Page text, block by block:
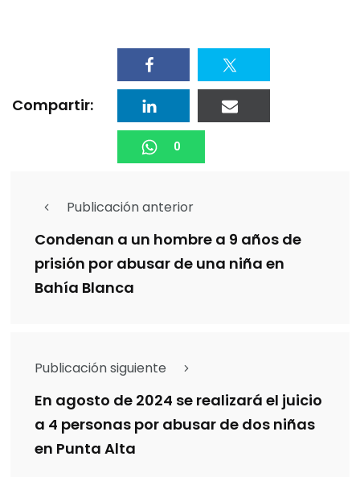
Compartir:
0
Publicación anterior
Condenan a un hombre a 9 años de
prisión por abusar de una niña en
Bahía Blanca
Publicación siguiente
En agosto de 2024 se realizará el juicio
a 4 personas por abusar de dos niñas
en Punta Alta